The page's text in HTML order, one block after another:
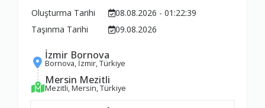
Oluşturma Tarihi
08.08.2026 - 01:22:39
Taşınma Tarihi
09.08.2026
İzmir Bornova
Bornova, İzmir, Türkiye
Mersin Mezitli
Mezitli, Mersin, Türkiye
Firma ile İletişim
Zamanlama